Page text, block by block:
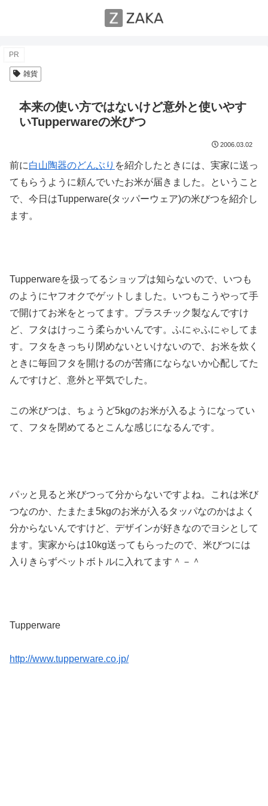
PR
雑貨
本来の使い方ではないけど意外と使いやす
いTupperwareの米びつ
2006.03.02
前に白山陶器のどんぶり を紹介したときには、実家に送っ
てもらうように頼んでいたお米が届きました。ということ
で、今日はTupperware(タッパーウェア)の米びつを紹介し
ます。
Tupperwareを扱ってるショップは知らないので、いつも
のようにヤフオクでゲットしました。いつもこうやって手
で開けてお米をとってます。プラスチック製なんですけ
ど、フタはけっこう柔らかいんです。ふにゃふにゃしてま
す。フタをきっちり閉めないといけないので、お米を炊く
ときに毎回フタを開けるのが苦痛にならないか心配してた
んですけど、意外と平気でした。
この米びつは、ちょうど5kgのお米が入るようになってい
て、フタを閉めてるとこんな感じになるんです。
パッと見ると米びつって分からないですよね。これは米び
つなのか、たまたま5kgのお米が入るタッパなのかはよく
分からないんですけど、デザインが好きなのでヨシとして
ます。実家からは10kg送ってもらったので、米びつには
入りきらずペットボトルに入れてます＾－＾
Tupperware
http://www.tupperware.co.jp/